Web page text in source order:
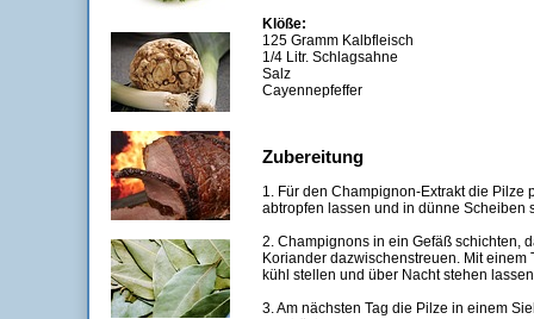
Klöße:
125 Gramm Kalbfleisch
1/4 Litr. Schlagsahne
Salz
Cayennepfeffer
Zubereitung
1. Für den Champignon-Extrakt die Pilze
abtropfen lassen und in dünne Scheiben
2. Champignons in ein Gefäß schichten,
Koriander dazwischenstreuen. Mit
kühl stellen und über Nacht stehen
3. Am nächsten Tag die Pilze in einem